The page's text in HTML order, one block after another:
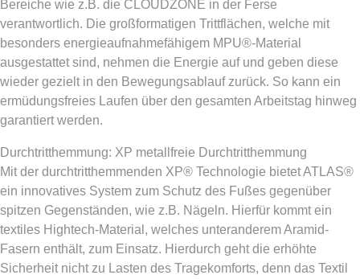
Bereiche wie z.B. die CLOUDZONE in der Ferse
verantwortlich. Die großformatigen Trittflächen, welche mit
besonders energieaufnahmefähigem MPU®-Material
ausgestattet sind, nehmen die Energie auf und geben diese
wieder gezielt in den Bewegungsablauf zurück. So kann ein
ermüdungsfreies Laufen über den gesamten Arbeitstag hinweg
garantiert werden.
Durchtritthemmung: XP metallfreie Durchtritthemmung
Mit der durchtritthemmenden XP® Technologie bietet ATLAS®
ein innovatives System zum Schutz des Fußes gegenüber
spitzen Gegenständen, wie z.B. Nägeln. Hierfür kommt ein
textiles Hightech-Material, welches unteranderem Aramid-
Fasern enthält, zum Einsatz. Hierdurch geht die erhöhte
Sicherheit nicht zu Lasten des Tragekomforts, denn das Textil